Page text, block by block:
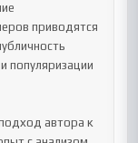
приводятся
популяризации
автора к